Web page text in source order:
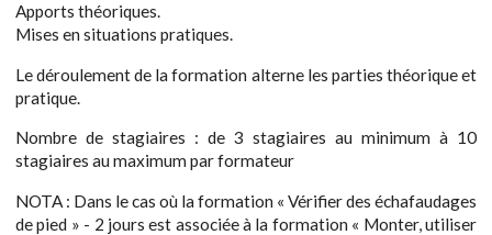
Apports théoriques.
Mises en situations pratiques.
Le déroulement de la formation alterne les parties théorique et
pratique.
Nombre de stagiaires : de 3 stagiaires au minimum à 10
stagiaires au maximum par formateur
NOTA : Dans le cas où la formation « Vérifier des échafaudages
de pied » - 2 jours est associée à la formation « Monter, utiliser